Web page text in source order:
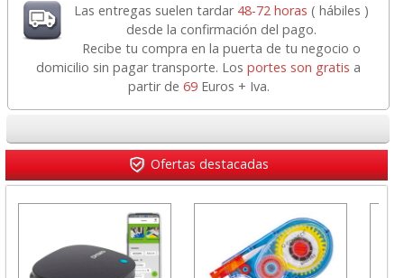
Las entregas suelen tardar 48-72 horas ( hábiles )
desde la confirmación del pago.
Recibe tu compra en la puerta de tu negocio o
domicilio sin pagar transporte. Losportes son gratis a
partir de 69Euros + Iva.
Ofertas destacadas